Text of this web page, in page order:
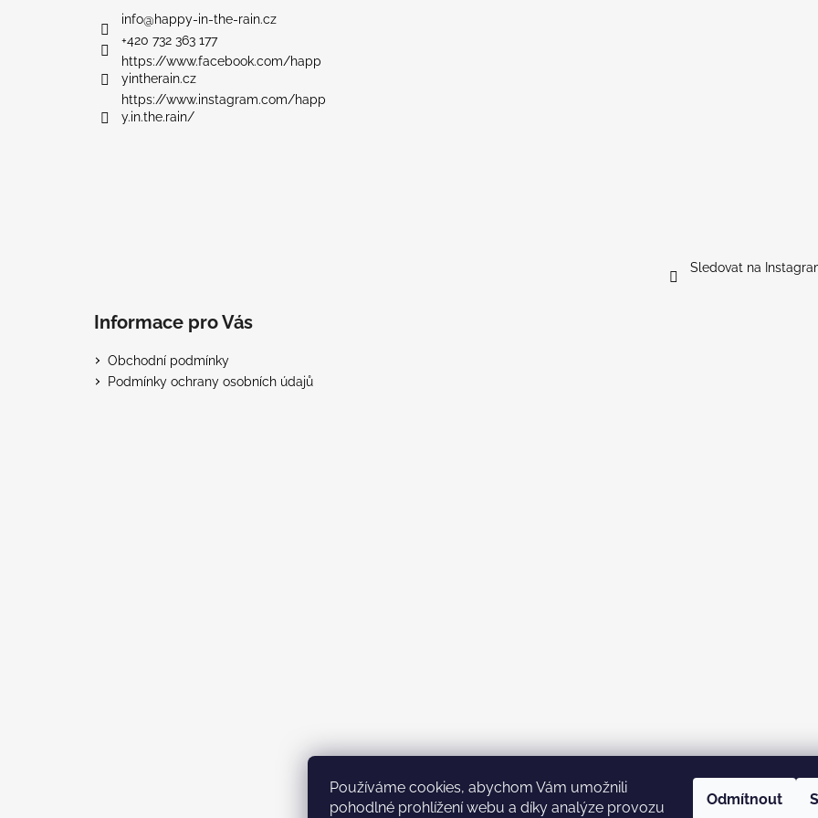
Používáme cookies, abychom Vám umožnili
pohodlné prohlížení webu a díky analýze provozu
Odmítnout
info@happy-in-the-rain.cz
+420 732 363 177
https://www.facebook.com/happ
yintherain.cz
https://www.instagram.com/happ
y.in.the.rain/
Sledovat na
Informace pro Vás
Obchodní podmínky
Podmínky ochrany osobních údajů